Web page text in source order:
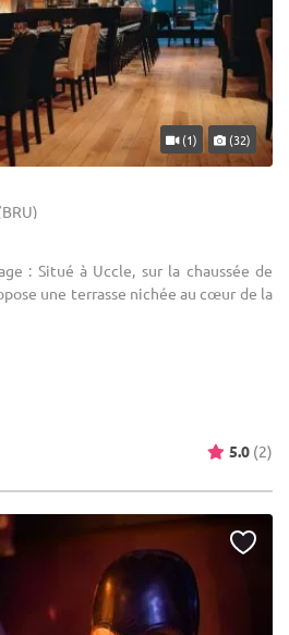
(1) (32)
: Situé à Uccle, sur la chaussée de
une terrasse nichée au cœur de la
5.0 (2)